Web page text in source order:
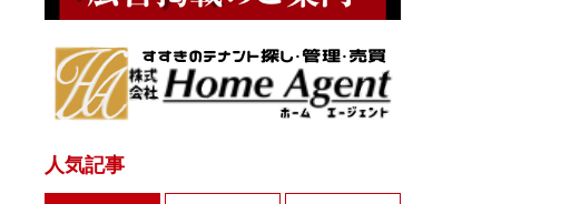
人気記事